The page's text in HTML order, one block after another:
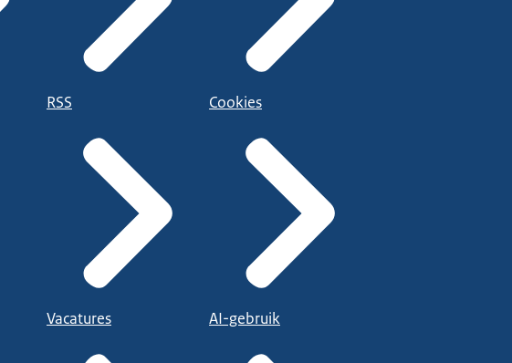
RSS
Vacatures
Cookies
AI-gebruik